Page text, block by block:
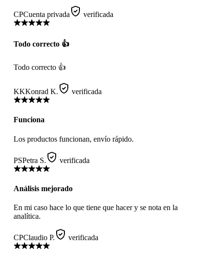
CPCuenta privada verificada
Todo correcto 👍
Todo correcto 👍
KKKonrad K. verificada
Funciona
Los productos funcionan, envío rápido.
PSPetra S. verificada
Análisis mejorado
En mi caso hace lo que tiene que hacer y se nota en la
analítica.
CPClaudio P. verificada